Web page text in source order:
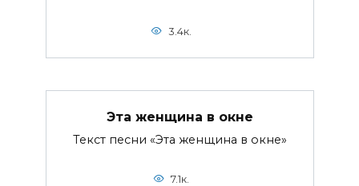
3.4к.
Эта женщина в окне
Текст песни «Эта женщина в окне»
7.1к.